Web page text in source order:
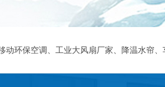
动环保空调、工业大风扇厂家、降温水帘